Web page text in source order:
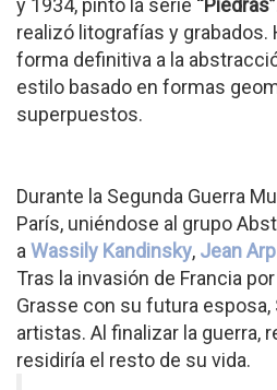
y 1934, pintó la serie “Piedras”
realizó litografías y grabados.
forma definitiva a la
estilo basado en formas
superpuestos.
Durante la Segunda Guerra
París, uniéndose al grupo
a Wassily Kandinsky, Jean Arp
Tras la invasión de Francia
Grasse con su futura esposa,
artistas. Al finalizar la guerra,
residiría el resto de su vida.